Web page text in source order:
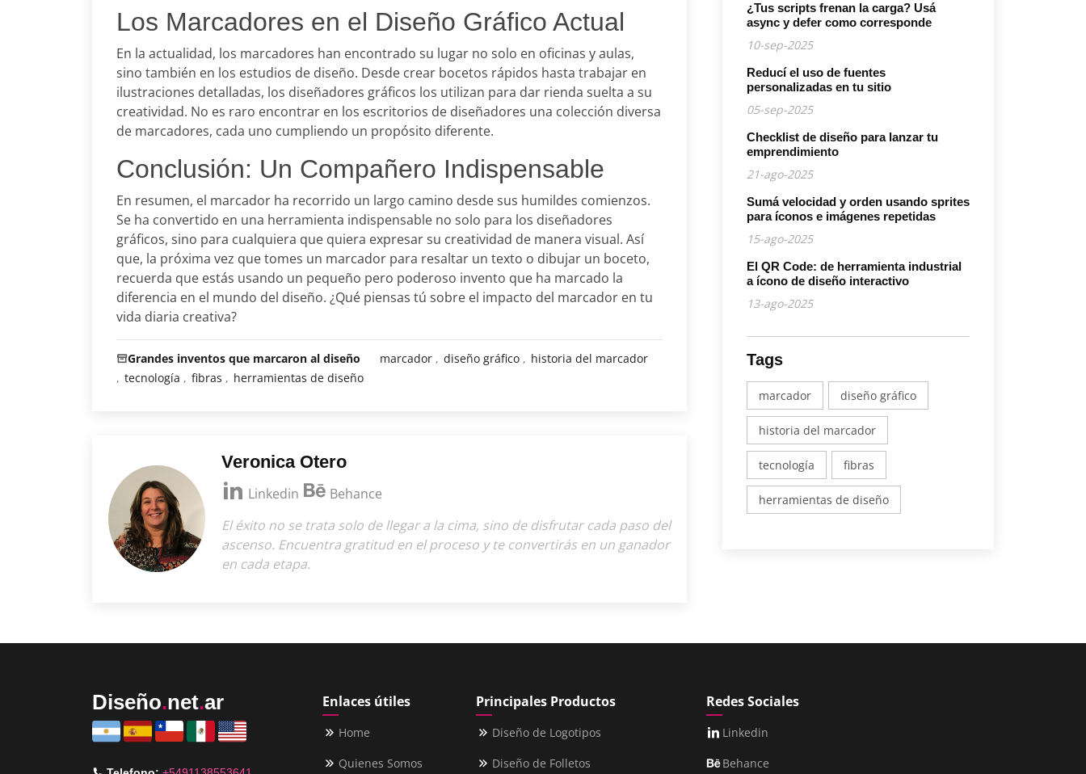
Los Marcadores en el Diseño Gráfico Actual
En la actualidad, los marcadores han encontrado su lugar no solo en oficinas y aulas,
sino también en los estudios de diseño. Desde crear bocetos rápidos hasta trabajar en
ilustraciones detalladas, los diseñadores gráficos los utilizan para dar rienda suelta a su
creatividad. No es raro encontrar en los escritorios de diseñadores una colección diversa
de marcadores, cada uno cumpliendo un propósito diferente.
Conclusión: Un Compañero Indispensable
En resumen, el marcador ha recorrido un largo camino desde sus humildes comienzos.
Se ha convertido en una herramienta indispensable no solo para los diseñadores
gráficos, sino para cualquiera que quiera expresar su creatividad de manera visual. Así
que, la próxima vez que tomes un marcador para resaltar un texto o dibujar un boceto,
recuerda que estás usando un pequeño pero poderoso invento que ha marcado la
diferencia en el mundo del diseño. ¿Qué piensas tú sobre el impacto del marcador en tu
vida diaria creativa?
Grandes inventos que marcaron al diseño marcador diseño gráfico
historia del marcador
tecnología
fibras herramientas de diseño
Veronica Otero
Linkedin
Behance
El éxito no se trata solo de llegar a la cima, sino de disfrutar cada paso del
ascenso. Encuentra gratitud en el proceso y te convertirás en un ganador
en cada etapa.
¿Tus scripts frenan la carga? Usá
async y defer como corresponde
10-sep-2025
Reducí el uso de fuentes
personalizadas en tu sitio
05-sep-2025
Checklist de diseño para lanzar tu
emprendimiento
21-ago-2025
Sumá velocidad y orden usando sprites
para íconos e imágenes repetidas
15-ago-2025
El QR Code: de herramienta industrial
a ícono de diseño interactivo
13-ago-2025
Tags
marcador diseño gráfico
historia del marcador
tecnología fibras
herramientas de diseño
Diseño.net.ar Enlaces útiles
Home
Quienes Somos
Principales Productos
Diseño de Logotipos
Diseño de Folletos
Redes Sociales
Linkedin
Behance